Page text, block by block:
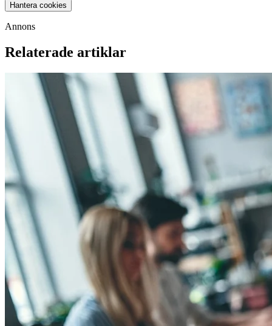
Hantera cookies
Annons
Relaterade artiklar